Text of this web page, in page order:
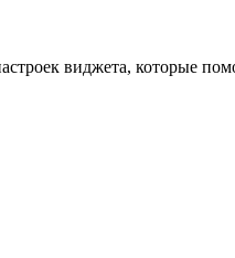
виджета, которые